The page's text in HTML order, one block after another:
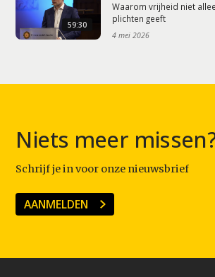
59:30
Waarom vrijheid niet
plichten geeft
4 mei 2026
Niets meer
Schrijf je in voor onze nieuwsbrief
AANMELDEN